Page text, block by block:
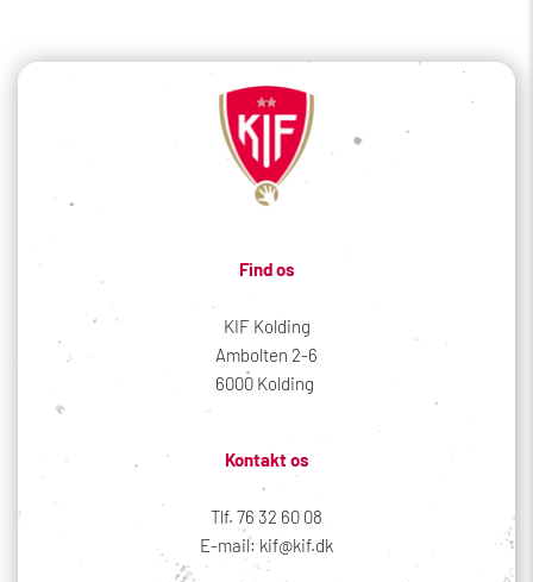
Find os
KIF Kolding
Ambolten 2-6
6000 Kolding
Kontakt os
Tlf. 76 32 60 08
E-mail: kif@kif.dk